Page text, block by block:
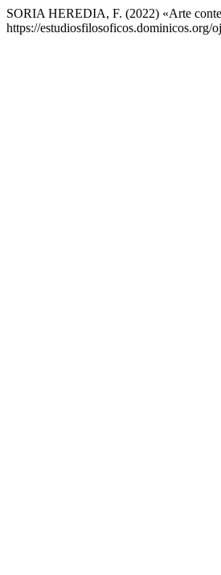
SORIA HEREDIA, F. (2022) «Arte
https://estudiosfilosoficos.dominicos.org/